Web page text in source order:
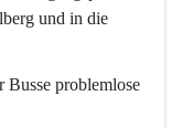
und in die
Busse problemlose